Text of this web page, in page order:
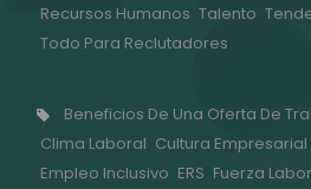
Recursos Humanos Talento
Todo Para Reclutadores
Etiquetas,
Beneficios De Una Oferta De
Clima Laboral Cultura Empresarial
Empleo Inclusivo ERS Fuerza